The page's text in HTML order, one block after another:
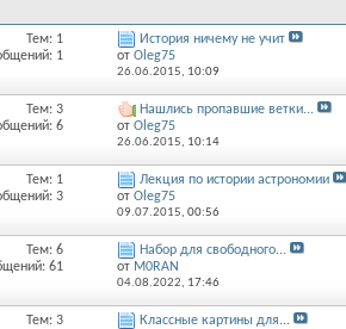
Тем: 1
1
История ничему не учит
от Оlеg75
26.06.2015, 10:09
Тем: 3
6
Нашлись пропавшие ветки...
от Оlеg75
26.06.2015, 10:14
Тем: 1
3
Лекция по истории астрономии
от Оlеg75
09.07.2015, 00:56
Тем: 6
61
Набор для свободного...
от M0RAN
04.08.2022, 17:46
Тем: 3
Классные картины для...